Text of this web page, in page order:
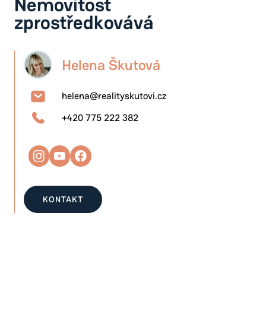
zprostředkovává
Helena Škutová
helena@realityskutovi.cz
+420 775 222 382
KONTAKT